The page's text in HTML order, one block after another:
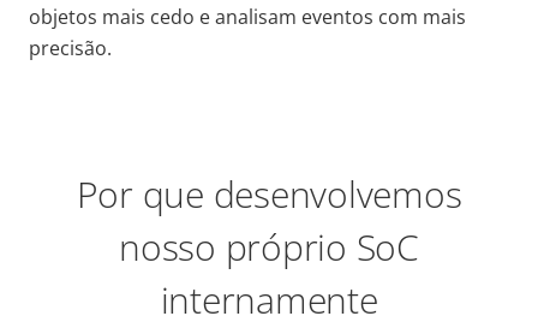
objetos mais cedo e analisam eventos com mais
precisão.
Por que desenvolvemos
nosso próprio SoC
internamente